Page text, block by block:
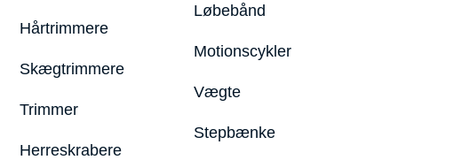
Hårtrimmere
Skægtrimmere
Trimmer
Herreskrabere
Løbebånd
Motionscykler
Vægte
Stepbænke